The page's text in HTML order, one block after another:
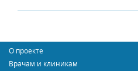
О проекте
Врачам и клиникам